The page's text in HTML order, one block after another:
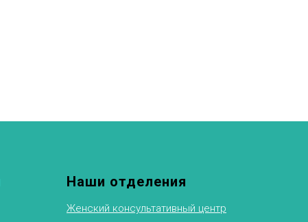
Наши отделения
Женский консультативный центр